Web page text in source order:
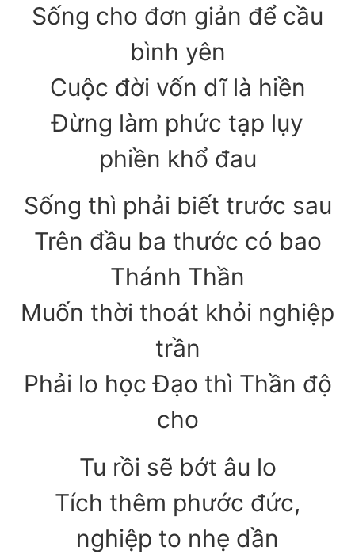
Sống cho đơn giản để cầu
bình yên
Cuộc đời vốn dĩ là hiền
Đừng làm phức tạp lụy
phiền khổ đau
Sống thì phải biết trước sau
Trên đầu ba thước có bao
Thánh Thần
Muốn thời thoát khỏi nghiệp
trần
Phải lo học Đạo thì Thần độ
cho
Tu rồi sẽ bớt âu lo
Tích thêm phước đức,
nghiệp to nhẹ dần